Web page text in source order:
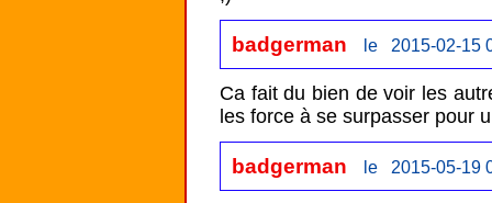
badgerman le 2015-02-15
Ca fait du bien de voir les
les force à se surpasser pour
badgerman le 2015-05-19